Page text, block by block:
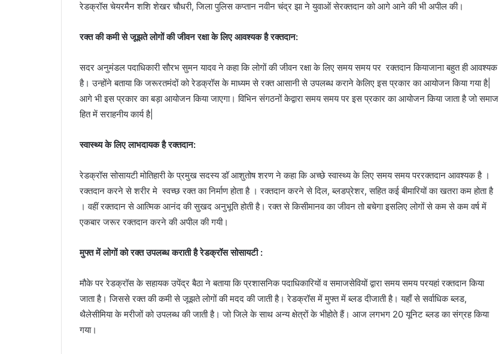
रेडक्रॉस चेयरमैन शशि शेखर चौधरी,जिला पुलिस कप्तान नवीन चंद्र झा ने युवाओं सेरक्तदान को आगे आने की भी अपील की।
रक्त की कमी से जूझते लोगों की जीवन रक्षा के लिए आवश्यक है रक्तदान:
सदर अनुमंडल पदाधिकारी सौरभ सुमन यादव ने कहा कि लोगों की जीवन रक्षा के लिए समय समय पर रक्तदान कियाजाना बहुत ही आवश्यक
है। उन्होंने बताया कि जरूरतमंदों को रेडक्रॉस के माध्यम से रक्त आसानी से उपलब्ध कराने केलिए इस प्रकार का आयोजन किया गया है|
आगे भी इस प्रकार का बड़ा आयोजन किया जाएगा। विभिन संगठनों केद्वारा समय समय पर इस प्रकार का आयोजन किया जाता है जो समाज
हित में सराहनीय कार्य है|
स्वास्थ्य के लिए लाभदायक है रक्तदान:
रेडक्रॉस सोसायटी मोतिहारी के प्रमुख सदस्य डॉ आशुतोष शरण ने कहा कि अच्छे स्वास्थ्य के लिए समय समय पररक्तदान आवश्यक है ।
रक्तदान करने से शरीर मे स्वच्छ रक्त का निर्माण होता है । रक्तदान करने से दिल,ब्लडप्रेशर,सहित कई बीमारियों का खतरा कम होता है
। वहीं रक्तदान से आत्मिक आनंद की सुखद अनुभूति होती है। रक्त से किसीमानव का जीवन तो बचेगा इसलिए लोगों से कम से कम वर्ष में
एकबार जरूर रक्तदान करने की अपील की गयी।
मुफ्त में लोगों को रक्त उपलब्ध कराती है रेडक्रॉस सोसायटी:
मौके पर रेडक्रॉस के सहायक उपेंद्र बैठा ने बताया कि प्रशासनिक पदाधिकारियों व समाजसेवियों द्वारा समय समय परयहां रक्तदान किया
जाता है। जिससे रक्त की कमी से जूझते लोगों की मदद की जाती है। रेडक्रॉस में मुफ्त में ब्लड दीजाती है। यहाँ से सर्वाधिक ब्लड,
थैलेसीमिया के मरीजों को उपलब्ध की जाती है। जो जिले के साथ अन्य क्षेत्रों के भीहोते हैं। आज लगभग 20यूनिट ब्लड का संग्रह किया
गया।